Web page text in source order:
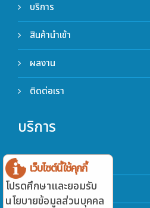
บริการ
สินค้านำเข้า
ผลงาน
ติดต่อเรา
บริการ
นำเข้า
ตรวจสอบ
เว็บไซต์นี้ใช้คุกกี้
โปรดศึกษาและยอมรับ
นโยบายข้อมูลส่วนบุคคล